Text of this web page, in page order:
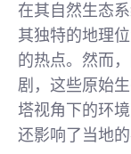
在其自然生态
其独特的地理
的热点。然而
剧，这些原始
塔视角下的环
还影响了当地